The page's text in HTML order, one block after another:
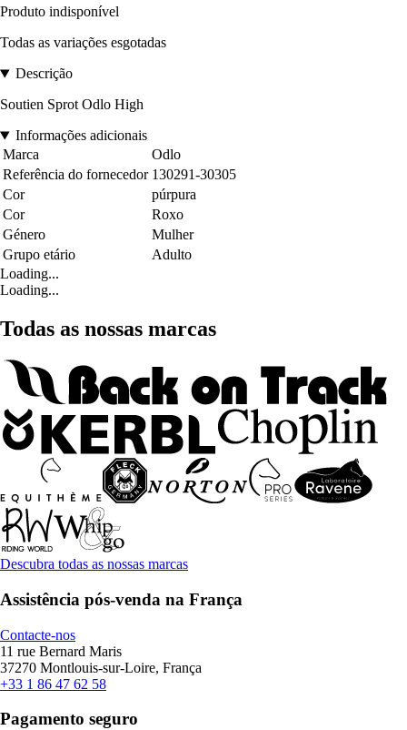
Produto indisponível
Todas as variações esgotadas
Descrição
Soutien Sprot Odlo High
Informações adicionais
Marca
Odlo
Referência do fornecedor 130291-30305
Cor
púrpura
Cor
Roxo
Género
Mulher
Grupo etário
Adulto
Loading...
Loading...
Todas as nossas marcas
Descubra todas as nossas marcas
Assistência pós-venda na França
Contacte-nos
11 rue Bernard Maris
37270 Montlouis-sur-Loire, França
+33 1 86 47 62 58
Pagamento seguro